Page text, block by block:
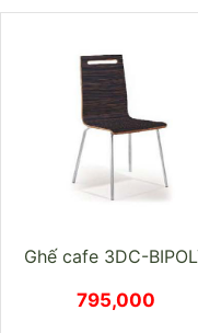
Ghế cafe 3DC-
795,000